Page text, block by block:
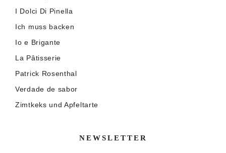
I Dolci Di Pinella
Ich muss backen
Io e Brigante
La Pâtisserie
Patrick Rosenthal
Verdade de sabor
Zimtkeks und Apfeltarte
NEWSLETTER